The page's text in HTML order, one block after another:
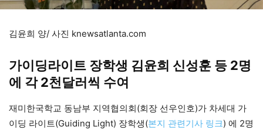
김윤희 양/ 사진 knewsatlanta.com
가이딩라이트 장학생 김윤희 신성훈 등 2명
에 각 2천달러씩 수여
재미한국학교 동남부 지역협의회(회장 선우인호)가 차세대 가
이딩 라이트(Guiding Light) 장학생(본지 관련기사 링크) 에 2명